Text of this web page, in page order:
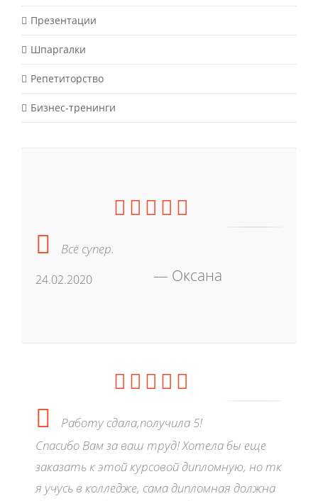
Презентации
Шпаргалки
Репетиторство
Бизнес-тренинги
Всё супер.
24.02.2020 Оксана
Работу сдала,получила 5!
Спасибо Вам за ваш труд! Хотела бы еще
заказать к этой курсовой дипломную, но тк
я учусь в колледже, сама дипломная должна